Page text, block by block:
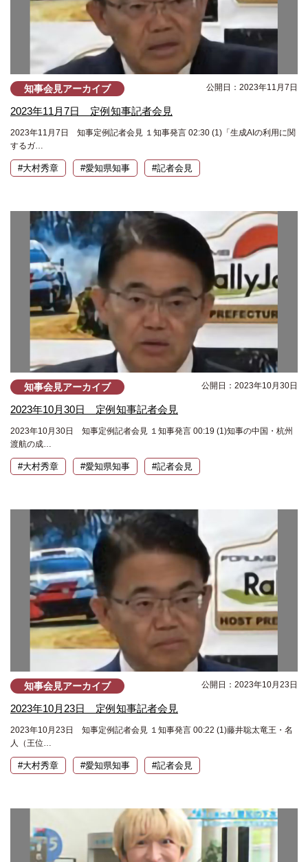
知事会見アーカイブ 公開日：2023年11月7日
2023年11月7日 定例知事記者会見
2023年11月7日 知事定例記者会見 １知事発言 02:30 (1)「生成AIの利用に関
するガ…
#大村秀章 #愛知県知事 #記者会見
知事会見アーカイブ 公開日：2023年10月30日
2023年10月30日 定例知事記者会見
2023年10月30日 知事定例記者会見 １知事発言 00:19 (1)知事の中国・杭州
渡航の成…
#大村秀章 #愛知県知事 #記者会見
知事会見アーカイブ 公開日：2023年10月23日
2023年10月23日 定例知事記者会見
2023年10月23日 知事定例記者会見 １知事発言 00:22 (1)藤井聡太竜王・名
人（王位…
#大村秀章 #愛知県知事 #記者会見